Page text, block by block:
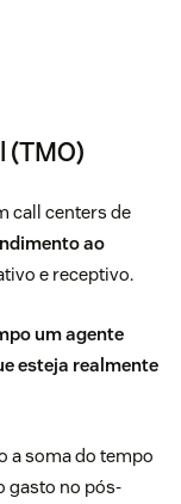
(TMO)
call centers de
ao
e receptivo.
um agente
esteja realmente
a soma do tempo
gasto no pós-